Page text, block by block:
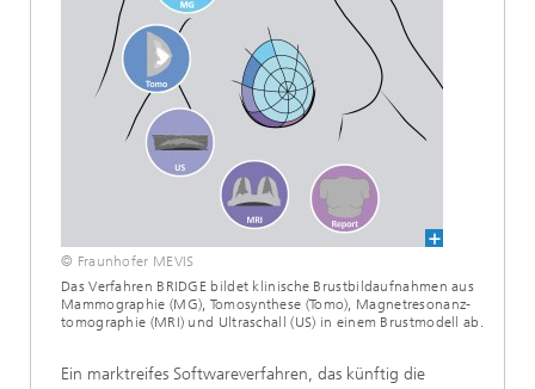
© Fraunhofer MEVIS
Das Verfahren BRIDGE bildet klinische Brustbildaufnahmen aus
Mammographie (MG), Tomosynthese (Tomo), Magnetresonanz-
tomographie (MRI) und Ultraschall (US) in einem Brustmodell ab.
Ein marktreifes Softwareverfahren, das künftig die